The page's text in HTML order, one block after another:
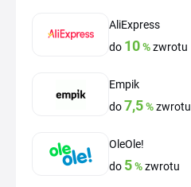
AliExpress
do 10%zwrotu
Empik
do7,5%zwrotu
OleOle!
do 5%zwrotu